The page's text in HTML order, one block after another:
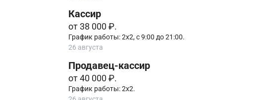
Кассир
от 38 000 ₽.
График работы: 2х2, с 9:00 до 21:00.
26 августа
Продавец-кассир
от 40 000 ₽.
График работы: 2х2.